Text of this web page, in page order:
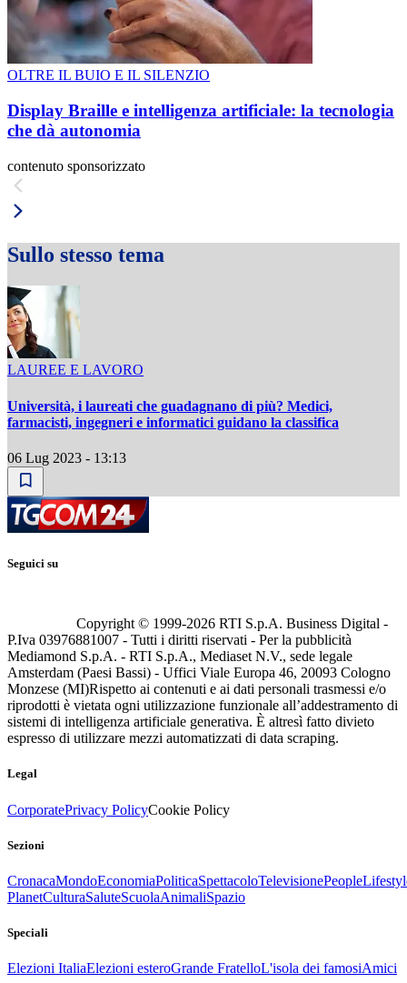
OLTRE IL BUIO E IL SILENZIO
Display Braille e intelligenza artificiale: la tecnologia
che dà autonomia
contenuto sponsorizzato
Sullo stesso tema
LAUREE E LAVORO
Università, i laureati che guadagnano di più? Medici,
farmacisti, ingegneri e informatici guidano la classifica
06 Lug 2023 - 13:13
Seguici su
Copyright © 1999-2026 RTI S.p.A. Business Digital -
P.Iva 03976881007 - Tutti i diritti riservati - Per la pubblicità
Mediamond S.p.A. - RTI S.p.A., Mediaset N.V., sede legale
Amsterdam (Paesi Bassi) - Uffici Viale Europa 46, 20093 Cologno
Monzese (MI)Rispetto ai contenuti e ai dati personali trasmessi e/o
riprodotti è vietata ogni utilizzazione funzionale all’addestramento di
sistemi di intelligenza artificiale generativa. È altresì fatto divieto
espresso di utilizzare mezzi automatizzati di data scraping.
Legal
CorporatePrivacy PolicyCookie Policy
Sezioni
CronacaMondoEconomiaPoliticaSpettacoloTelevisionePeople
PlanetCulturaSaluteScuolaAnimaliSpazio
Speciali
Elezioni ItaliaElezioni esteroGrande FratelloL'isola dei famosiAmici